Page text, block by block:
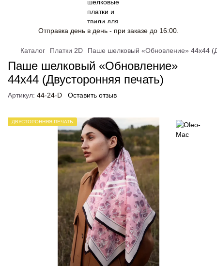
Отправка день в день - при заказе до 16:00.
Каталог Платки 2D Паше шелковый «Обновление» 44х44
Паше шелковый «Обновление»
44х44 (Двусторонняя печать)
Артикул: 44-24-D Оставить отзыв
ДВУСТОРОННЯЯ ПЕЧАТЬ